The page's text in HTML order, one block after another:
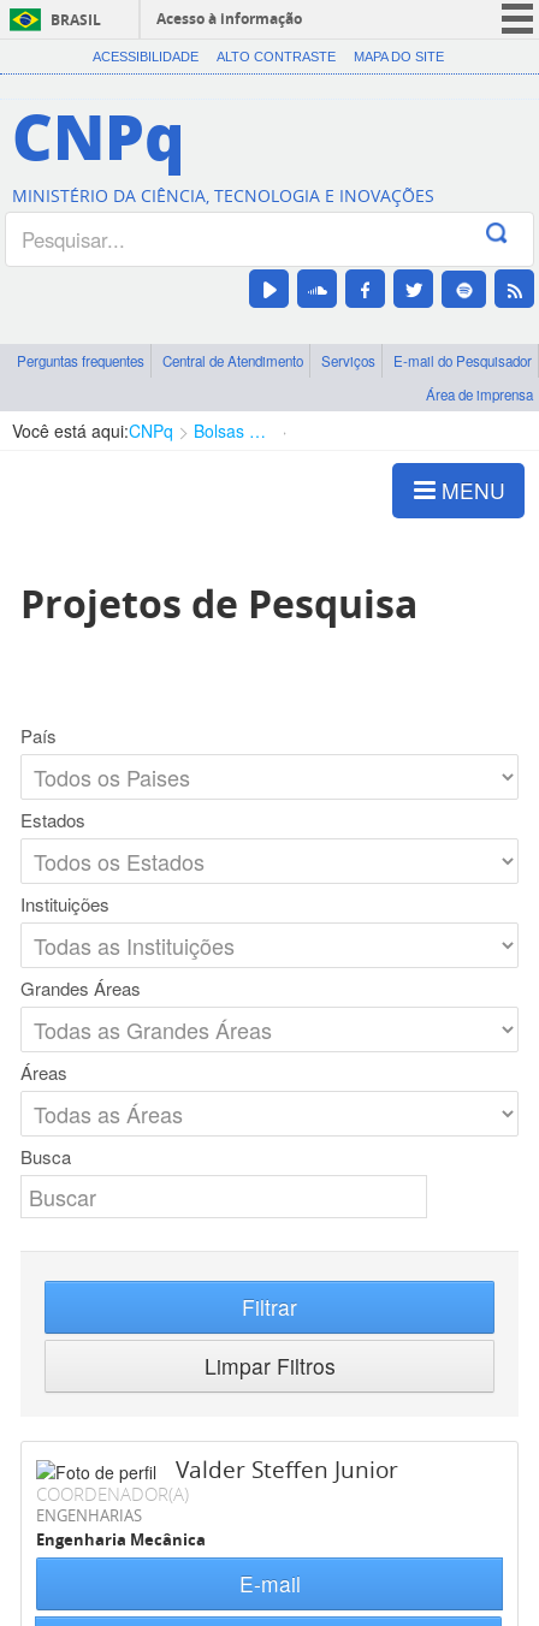
BRASIL
Acesso à informação
CORONAVÍRUS (COVID-19)
Canais
ACESSIBILIDADE ALTO CONTRASTE MAPA DO SITE
CNPq
MINISTÉRIO DA CIÊNCIA, TECNOLOGIA E INOVAÇÕES
Perguntas frequentes Central de Atendimento Serviços
E-mail do Pesquisador
Área de imprensa
Você está aqui:CNPq Bolsas e Auxílios Vigentes
MENU
Projetos de Pesquisa
País
Estados
Instituições
Grandes Áreas
Áreas
Busca
Filtrar
Limpar Filtros
Valder Steffen Junior
COORDENADOR(A)
ENGENHARIAS
Engenharia Mecânica
E-mail